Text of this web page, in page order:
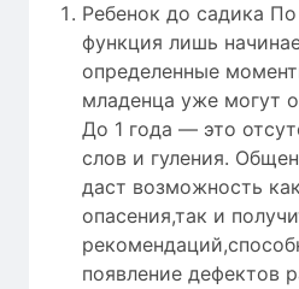
Ребенок до садика
функция лишь
определенные
младенца уже могут
До 1 года — это
слов и гуления.
даст возможность
опасения,так и
появление дефектов